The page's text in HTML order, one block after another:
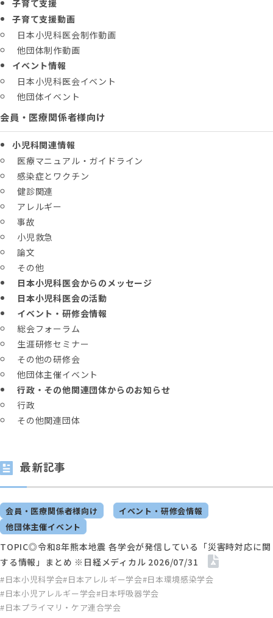
子育て支援
子育て支援動画
日本小児科医会制作動画
他団体制作動画
イベント情報
日本小児科医会イベント
他団体イベント
会員・医療関係者様向け
小児科関連情報
医療マニュアル・ガイドライン
感染症とワクチン
健診関連
アレルギー
事故
小児救急
論文
その他
日本小児科医会からのメッセージ
日本小児科医会の活動
イベント・研修会情報
総会フォーラム
生涯研修セミナー
その他の研修会
他団体主催イベント
行政・その他関連団体からのお知らせ
行政
その他関連団体
最新記事
会員・医療関係者様向け
イベント・研修会情報
他団体主催イベント
#日本小児科学会#日本アレルギー学会#日本環境感染学会
#日本小児アレルギー学会#日本呼吸器学会
#日本プライマリ・ケア連合学会
TOPIC◎令和8年熊本地震 各学会が発信している「災害時対応に関
する情報」まとめ ※日経メディカル 2026/07/31